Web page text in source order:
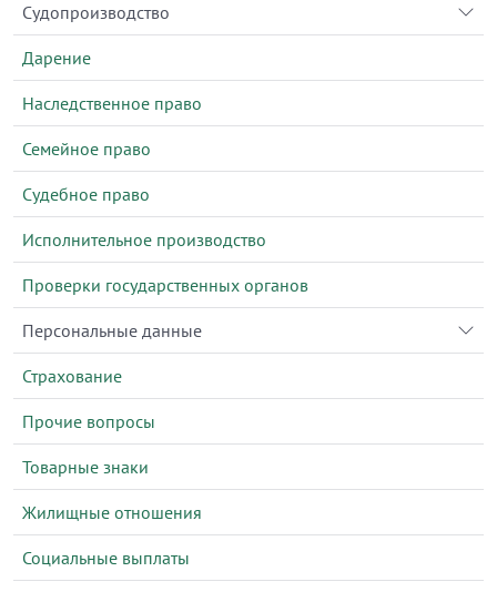
Судопроизводство
Дарение
Наследственное право
Семейное право
Судебное право
Исполнительное производство
Проверки государственных органов
Персональные данные
Страхование
Прочие вопросы
Товарные знаки
Жилищные отношения
Социальные выплаты